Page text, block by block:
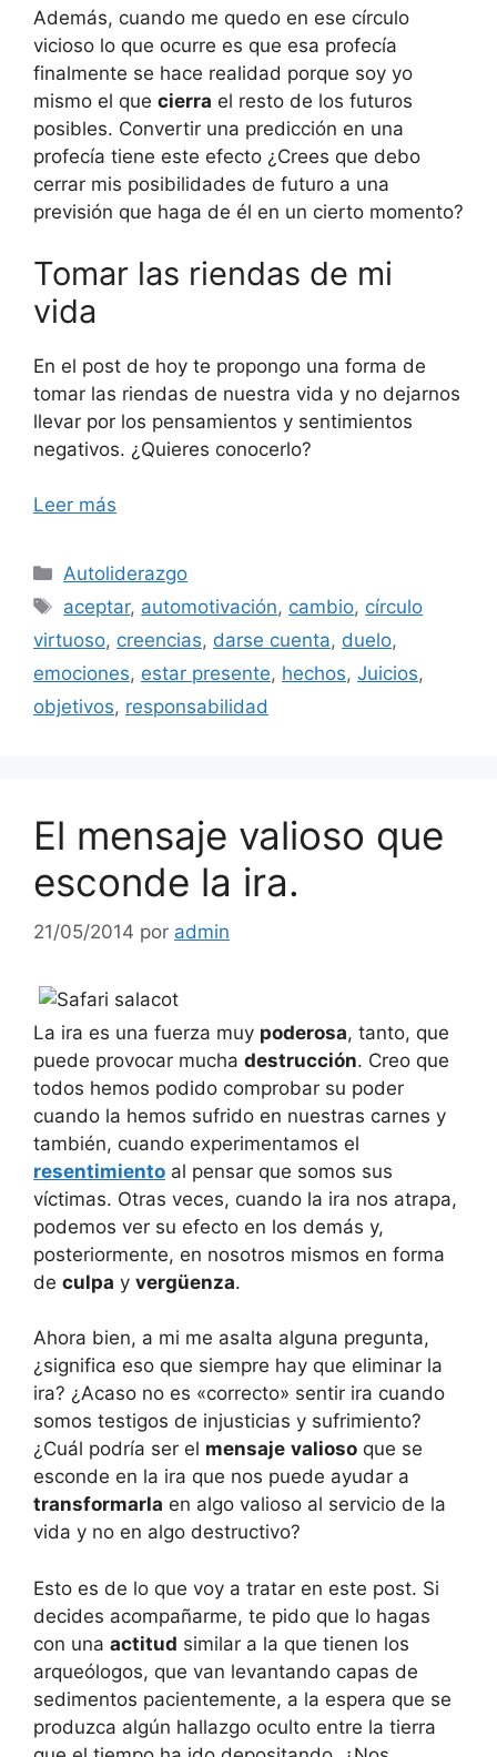
Además, cuando me quedo en ese círculo
vicioso lo que ocurre es que esa profecía
finalmente se hace realidad porque soy yo
mismo el que cierra el resto de los futuros
posibles. Convertir una predicción en una
profecía tiene este efecto ¿Crees que debo
cerrar mis posibilidades de futuro a una
previsión que haga de él en un cierto momento?
Tomar las riendas de mi
vida
En el post de hoy te propongo una forma de
tomar las riendas de nuestra vida y no dejarnos
llevar por los pensamientos y sentimientos
negativos. ¿Quieres conocerlo?
Leer más
Categorías
Autoliderazgo
Etiquetas
aceptar, automotivación, cambio, círculo
virtuoso, creencias, darse cuenta, duelo,
emociones, estar presente, hechos, Juicios,
objetivos, responsabilidad
El mensaje valioso que
esconde la ira.
21/05/2014 por admin
La ira es una fuerza muy poderosa, tanto, que
puede provocar mucha destrucción. Creo que
todos hemos podido comprobar su poder
cuando la hemos sufrido en nuestras carnes y
también, cuando experimentamos el
resentimiento al pensar que somos sus
víctimas. Otras veces, cuando la ira nos atrapa,
podemos ver su efecto en los demás y,
posteriormente, en nosotros mismos en forma
de culpa y vergüenza.
Ahora bien, a mi me asalta alguna pregunta,
¿significa eso que siempre hay que eliminar la
ira? ¿Acaso no es «correcto» sentir ira cuando
somos testigos de injusticias y sufrimiento?
¿Cuál podría ser el mensaje valioso que se
esconde en la ira que nos puede ayudar a
transformarla en algo valioso al servicio de la
vida y no en algo destructivo?
Esto es de lo que voy a tratar en este post. Si
decides acompañarme, te pido que lo hagas
con una actitud similar a la que tienen los
arqueólogos, que van levantando capas de
sedimentos pacientemente, a la espera que se
produzca algún hallazgo oculto entre la tierra